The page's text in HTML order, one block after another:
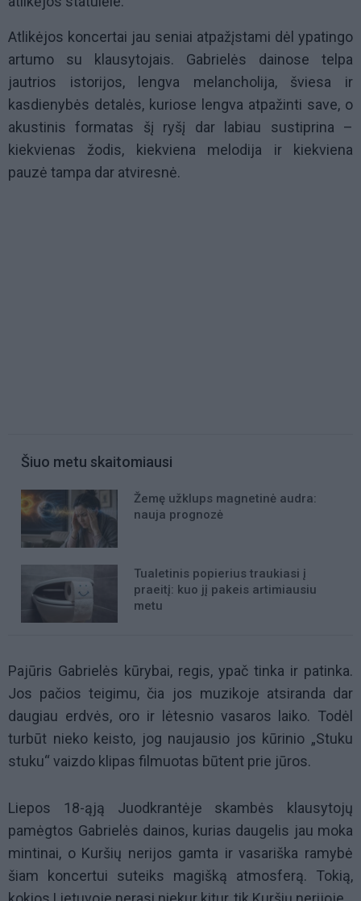
Atlikėjos koncertai jau seniai atpažįstami dėl ypatingo
artumo su klausytojais. Gabrielės dainose telpa
jautrios istorijos, lengva melancholija, šviesa ir
kasdienybės detalės, kuriose lengva atpažinti save, o
akustinis formatas šį ryšį dar labiau sustiprina –
kiekvienas žodis, kiekviena melodija ir kiekviena
pauzė tampa dar atviresnė.
Šiuo metu skaitomiausi
Žemę užklups magnetinė audra:
nauja prognozė
Tualetinis popierius traukiasi į
praeitį: kuo jį pakeis artimiausiu
metu
Pajūris Gabrielės kūrybai, regis, ypač tinka ir patinka.
Jos pačios teigimu, čia jos muzikoje atsiranda dar
daugiau erdvės, oro ir lėtesnio vasaros laiko. Todėl
turbūt nieko keisto, jog naujausio jos kūrinio „Stuku
stuku“ vaizdo klipas filmuotas būtent prie jūros.
Liepos 18-ąją Juodkrantėje skambės klausytojų
pamėgtos Gabrielės dainos, kurias daugelis jau moka
mintinai, o Kuršių nerijos gamta ir vasariška ramybė
šiam koncertui suteiks magišką atmosferą. Tokią,